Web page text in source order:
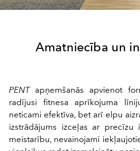
Amatniecība un
PENTapņemšanās apvienot
radījusi fitnesa aprīkojuma
neticami efektīva, bet arī elpu
izstrādājums izceļas ar precīzu
meistarību, nevainojami